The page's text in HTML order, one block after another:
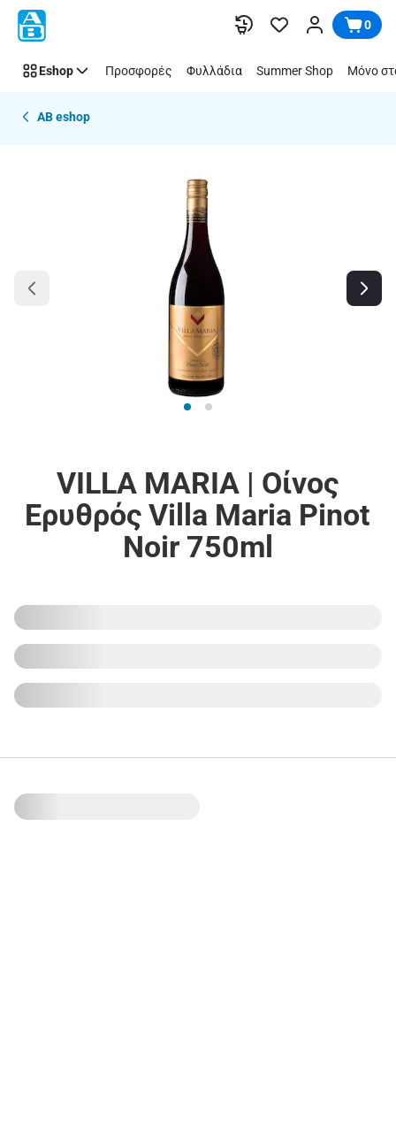
Παράλειψη 0
Eshop Προσφορές Φυλλάδια Summer Shop Μόνο
AB eshop
VILLA MARIA | Οίνος
Ερυθρός Villa Maria Pinot
Noir 750ml